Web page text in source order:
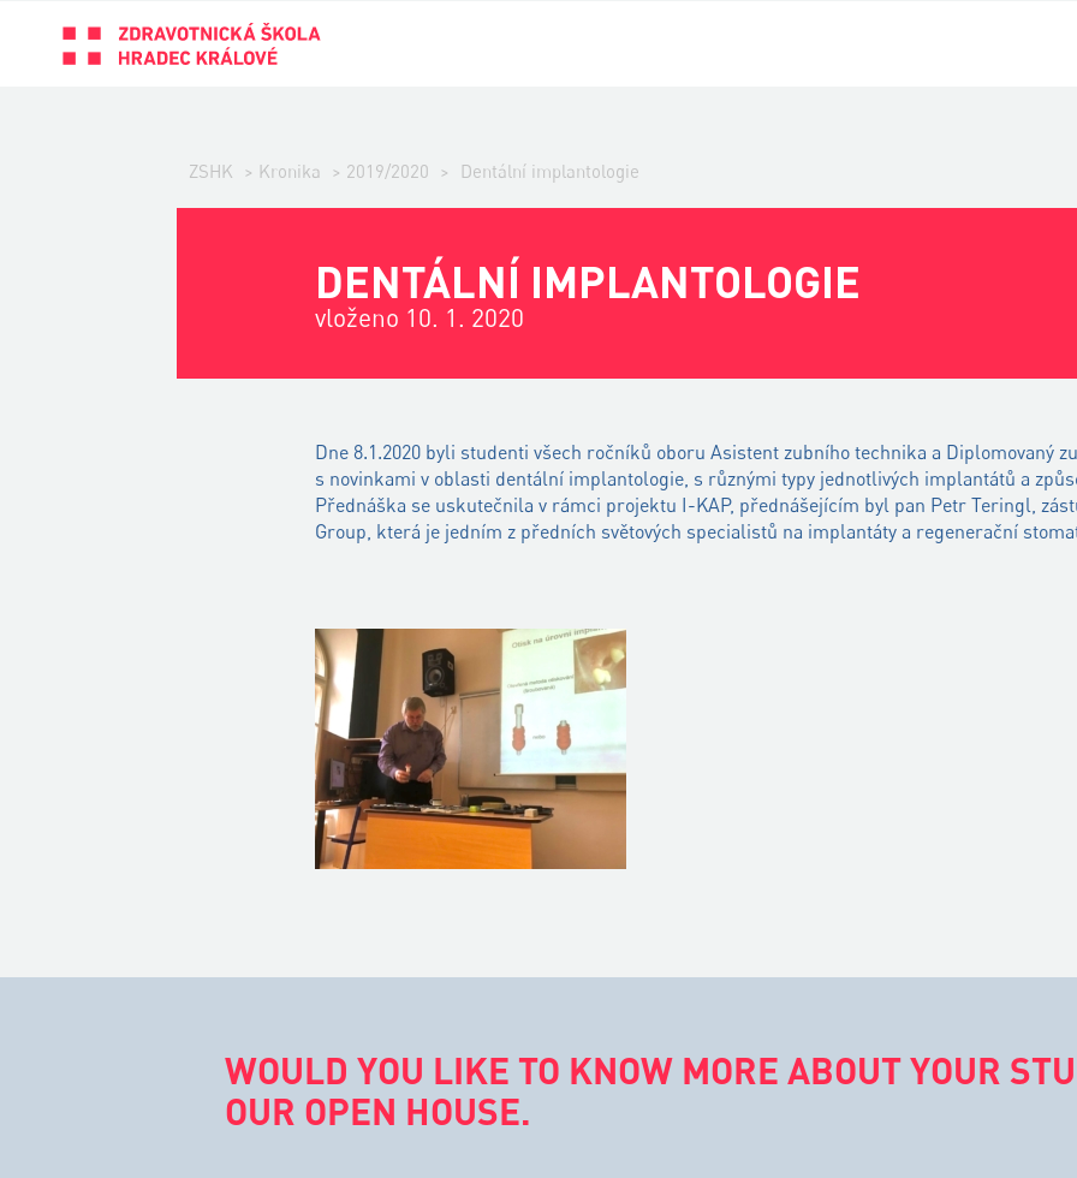
ZSHK > Kronika > 2019/2020 > Dentální implantologie
DENTÁLNÍ IMPLANTOLOGIE
vloženo 10. 1. 2020
Dne 8.1.2020 byli studenti všech ročníků oboru Asistent zubního technika a Diplomovaný
s novinkami v oblasti dentální implantologie, s různými typy jednotlivých implantátů a
Přednáška se uskutečnila v rámci projektu I-KAP, přednášejícím byl pan Petr Teringl,
Group, která je jedním z předních světových specialistů na implantáty a regenerační
WOULD YOU LIKE TO KNOW MORE ABOUT YOUR
OUR OPEN HOUSE.